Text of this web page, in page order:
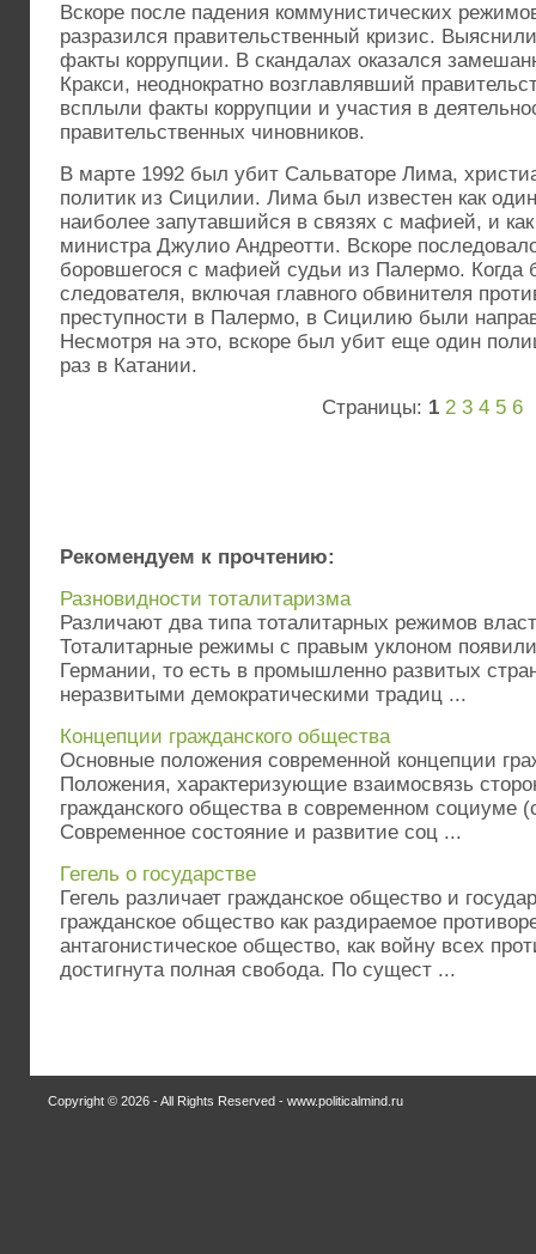
Вскоре после падения коммунистических
разразился правительственный кризис.
факты коррупции. В скандалах оказался
Кракси, неоднократно возглавлявший
всплыли факты коррупции и участия в
правительственных чиновников.
В марте 1992 был убит Сальваторе Лима,
политик из Сицилии. Лима был известен как
наиболее запутавшийся в связях с мафией, и
министра Джулио Андреотти. Вскоре
боровшегося с мафией судьи из Палермо.
следователя, включая главного обвинителя
преступности в Палермо, в Сицилию были
Несмотря на это, вскоре был убит еще один
раз в Катании.
Страницы: 1 2 3 4 5 6
Рекомендуем к прочтению:
Разновидности тоталитаризма
Различают два типа тоталитарных режимов
Тоталитарные режимы с правым уклоном
Германии, то есть в промышленно развитых
неразвитыми демократическими традиц ...
Концепции гражданского общества
Основные положения современной концепции
Положения, характеризующие взаимосвязь
гражданского общества в современном социуме
Современное состояние и развитие соц ...
Гегель о государстве
Гегель различает гражданское общество и
гражданское общество как раздираемое
антагонистическое общество, как войну всех
достигнута полная свобода. По сущест ...
Copyright © 2026 - All Rights Reserved - www.politicalmind.ru